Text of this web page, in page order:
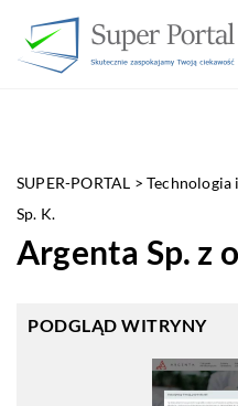
SUPER-PORTAL >Technologia
Sp. K.
Argenta Sp. z
PODGLĄD WITRYNY